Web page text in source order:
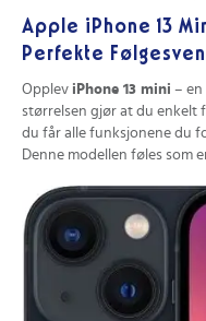
Apple iPhone 13
Perfekte
Opplev iPhone 13 mini – en
størrelsen gjør at du enkelt
du får alle funksjonene du
Denne modellen føles som